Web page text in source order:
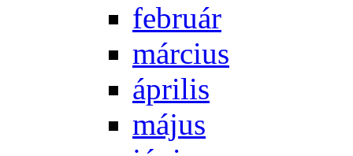
feb­ru­ár
már­ci­us
áp­ri­lis
má­jus